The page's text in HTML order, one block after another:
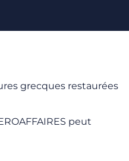
grecques restaurées
peut